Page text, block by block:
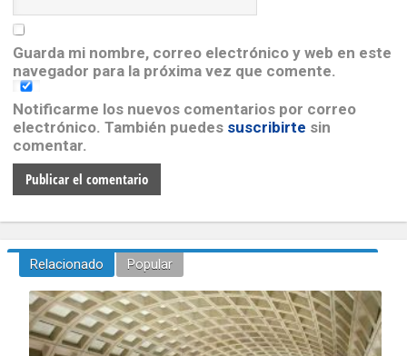
Guarda mi nombre, correo electrónico y web en este
navegador para la próxima vez que comente.
Notificarme los nuevos comentarios por correo
electrónico. También puedes suscribirte sin
comentar.
Relacionado Popular